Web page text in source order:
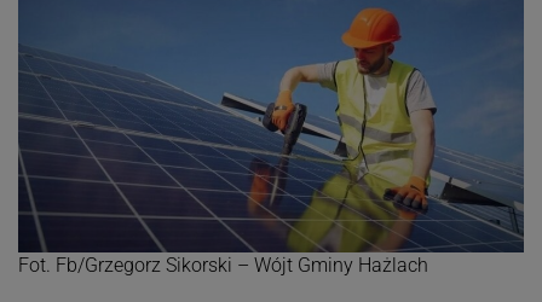
Fot. Fb/Grzegorz Sikorski – Wójt Gminy Hażlach